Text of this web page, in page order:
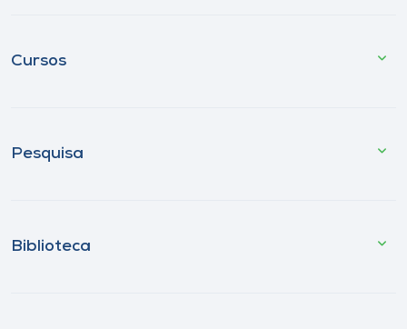
Cursos
Pesquisa
Biblioteca